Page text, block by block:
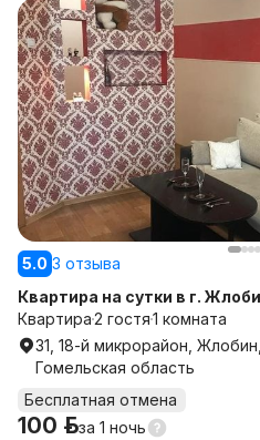
5.0 3 отзыва
Квартира на сутки в г.
Квартира2 гостя1 комната
31, 18-й микрорайон,
Гомельская область
Бесплатная отмена
100 р.за 1 ночь